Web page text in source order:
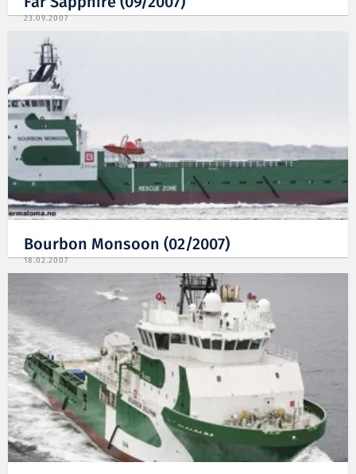
23.09.2007
Bourbon Monsoon (02/2007)
18.02.2007